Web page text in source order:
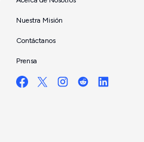
Nuestra Misión
Contáctanos
Prensa